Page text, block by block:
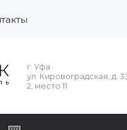
г. Уфа
ул. Кировоградская, д.
2, место 11